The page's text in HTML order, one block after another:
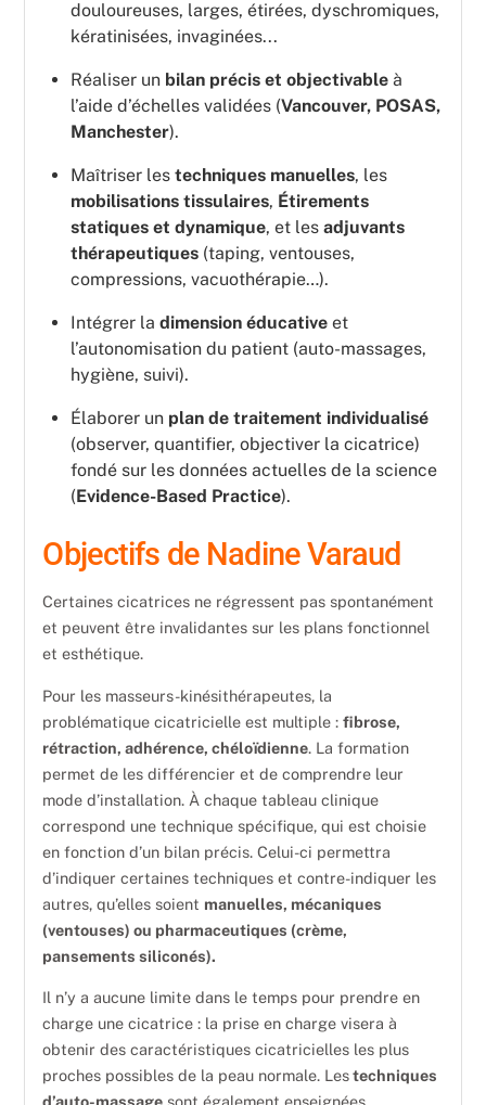
douloureuses, larges, étirées, dyschromiques,
kératinisées, invaginées...
Réaliser un bilan précis et objectivable à
l’aide d’échelles validées (Vancouver, POSAS,
Manchester).
Maîtriser les techniques manuelles, les
mobilisations tissulaires, Étirements
statiques et dynamique, et les adjuvants
thérapeutiques (taping, ventouses,
compressions, vacuothérapie…).
Intégrer la dimension éducative et
l’autonomisation du patient (auto-massages,
hygiène, suivi).
Élaborer un plan de traitement individualisé
(observer, quantifier, objectiver la cicatrice)
fondé sur les données actuelles de la science
(Evidence-Based Practice).
Objectifs de Nadine Varaud
Certaines cicatrices ne régressent pas spontanément
et peuvent être invalidantes sur les plans fonctionnel
et esthétique.
Pour les masseurs-kinésithérapeutes, la
problématique cicatricielle est multiple :fibrose,
rétraction, adhérence, chéloïdienne. La formation
permet de les différencier et de comprendre leur
mode d’installation. À chaque tableau clinique
correspond une technique spécifique, qui est choisie
en fonction d’un bilan précis. Celui-ci permettra
d’indiquer certaines techniques et contre-indiquer les
autres, qu’elles soient manuelles, mécaniques
(ventouses) ou pharmaceutiques (crème,
pansements siliconés).
Il n’y a aucune limite dans le temps pour prendre en
charge une cicatrice : la prise en charge visera à
obtenir des caractéristiques cicatricielles les plus
proches possibles de la peau normale. Lestechniques
d’auto-massage sont également enseignées.